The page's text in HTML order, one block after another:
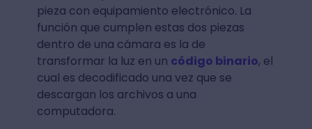
pieza con equipamiento electrónico. La
función que cumplen estas dos piezas
dentro de una cámara es la de
transformar la luz en un código binario, el
cual es decodificado una vez que se
descargan los archivos a una
computadora.